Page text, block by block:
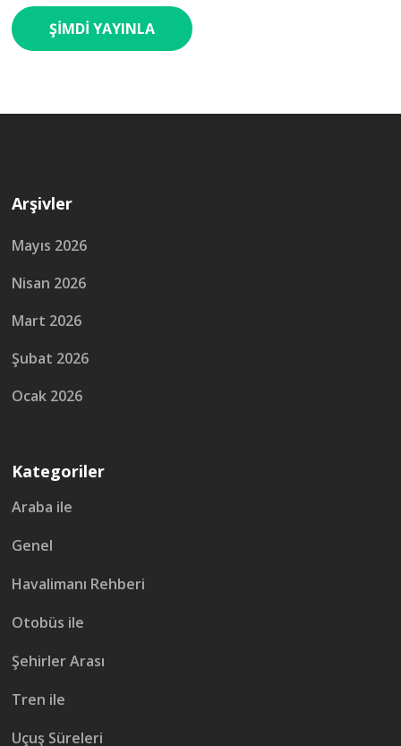
Arşivler
Mayıs 2026
Nisan 2026
Mart 2026
Şubat 2026
Ocak 2026
Kategoriler
Araba ile
Genel
Havalimanı Rehberi
Otobüs ile
Şehirler Arası
Tren ile
Uçuş Süreleri